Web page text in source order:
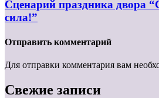
Сценарий праздника двора
сила!”
Отправить комментарий
Для отправки комментария вам
Свежие записи